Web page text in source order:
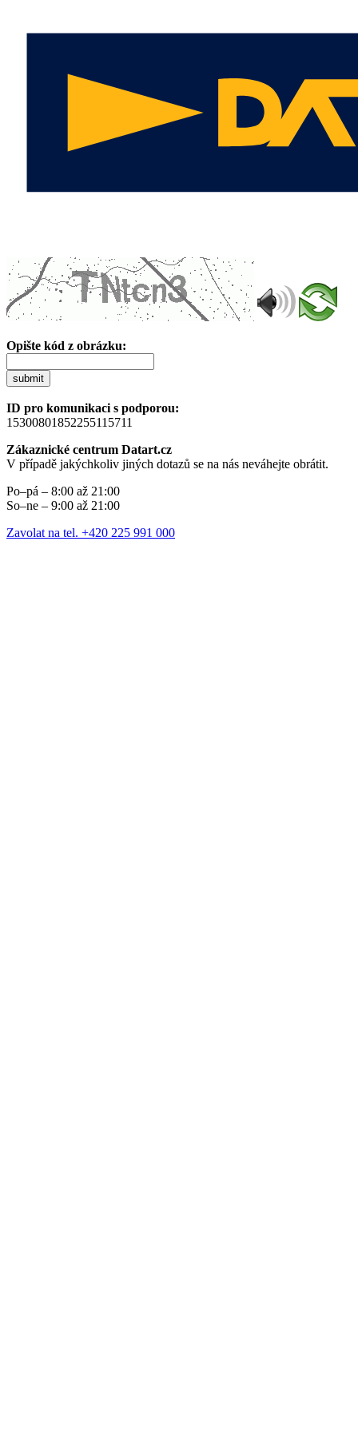
Opište kód z obrázku:
submit
ID pro komunikaci s podporou:
15300801852255115711
Zákaznické centrum Datart.cz
V případě jakýchkoliv jiných dotazů se na nás neváhejte obrátit.
Po–pá – 8:00 až 21:00
So–ne – 9:00 až 21:00
Zavolat na tel. +420 225 991 000